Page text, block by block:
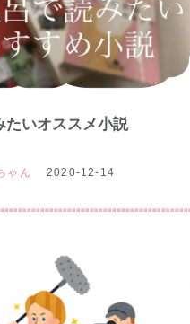
たいオススメ小説
ゃん 2020-12-14